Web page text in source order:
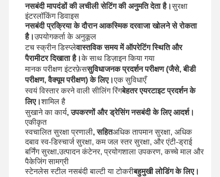
मामले
क्षैतिज आटोक्लेव अजीवाणु
ऊर्ध्वाधर ऑटोक्लेव मशीन
टेबल टॉप ऑटोक्लेव
पोर्टेबल ऑटोक्लेव मशीन
निम्न तापमान प्लाज्मा नसबंदी
एथिलीन ऑक्साइड नसबंदी
नसबंदी मापदंडों की लचीली सेटिंग की अनुमति देता है।सुरक्षा
इंटरलॉकिंग डिवाइस
नसबंदी प्रक्रिया के दौरान आकस्मिक दरवाजा खोलने से रोकता
है।उपयोगकर्ता के अनुकूल
टच स्क्रीन डिस्प्लेवास्तविक समय में ऑपरेटिंग स्थिति और
पैरामीटर दिखाता है।के साथ डिज़ाइन किया गया
मानक परीक्षण इंटरफ़ेससुविधाजनक प्रदर्शन परीक्षण (जैसे, बीडी
परीक्षण, वैक्यूम परीक्षण) के लिए।एक सुविधाएँ
स्वयं विस्तार करने वाली सीलिंग रिंगबेहतर एयरटाइट प्रदर्शन के
लिए।शामिल है
सुखाने का कार्य, उपकरणों और ड्रेसिंग नसबंदी के लिए आदर्श।
एकीकृत
स्वचालित सुरक्षा प्रणाली, सहितअधिक तापमान सुरक्षा, अधिक
दबाव स्व-डिस्चार्ज सुरक्षा, कम जल स्तर सुरक्षा, और एंटी-ड्राई
बर्निंग सुरक्षा.उत्पादन कंटेनर, प्रयोगशाला उपकरण, कच्चे माल और
पैकेजिंग सामग्री
स्टेनलेस स्टील नसबंदी बाल्टी या टोकरीबहुमुखी लोडिंग के लिए।